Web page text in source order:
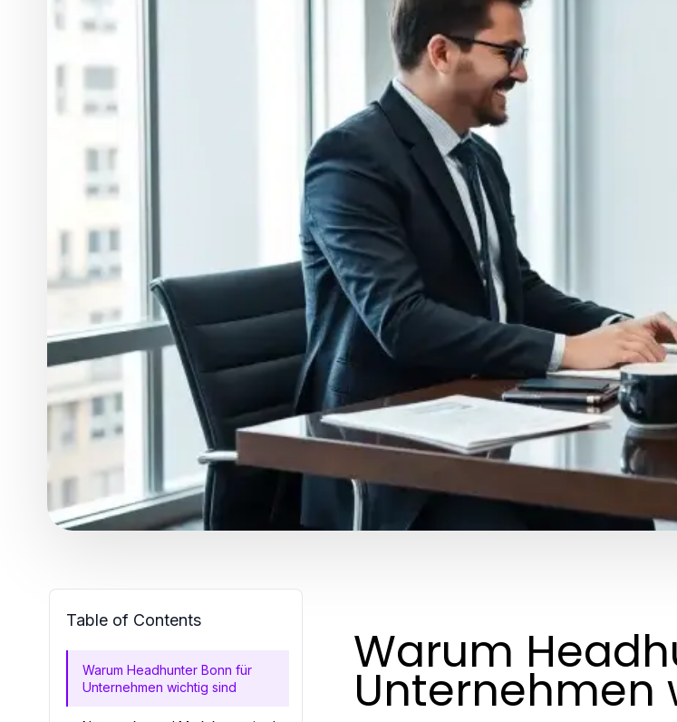
Table of Contents
Warum Headhunter Bonn für
Unternehmen wichtig sind
Warum
Unternehmen